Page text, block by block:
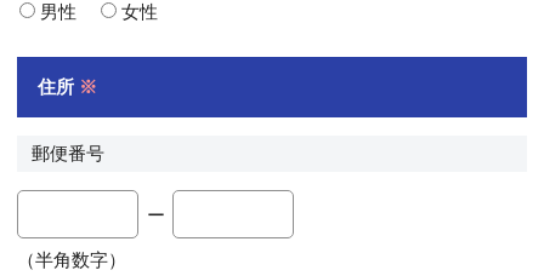
男性 女性
住所 ※
郵便番号
ー
（半角数字）